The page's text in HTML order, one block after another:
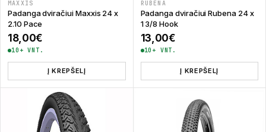
MAXXIS
Padanga dviračiui Maxxis 24 x
2.10 Pace
18,00€
10+ VNT.
Į KREPŠELĮ
RUBENA
Padanga dviračiui Rubena 24 x
1 3/8 Hook
13,00€
10+ VNT.
Į KREPŠELĮ